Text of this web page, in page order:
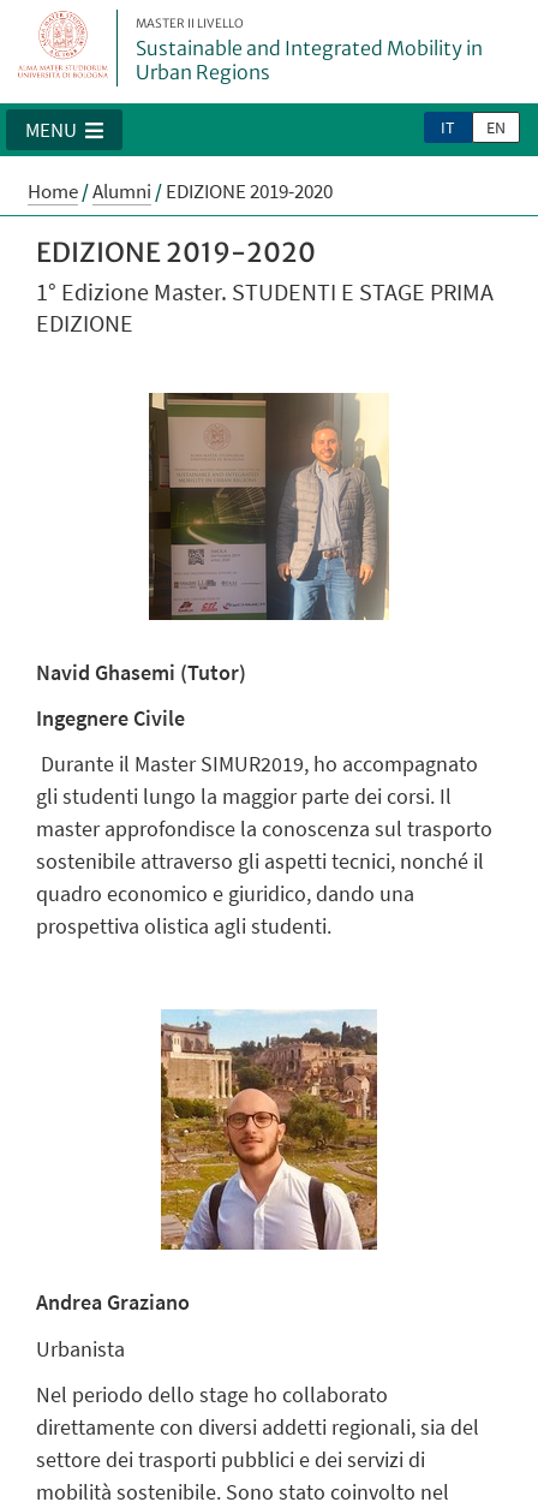
MASTER II LIVELLO
Sustainable and Integrated Mobility in
Urban Regions
IT EN
MENU
Home/Alumni /EDIZIONE 2019-2020
EDIZIONE 2019-2020
1° Edizione Master. STUDENTI E STAGE PRIMA
EDIZIONE
Navid Ghasemi (Tutor)
Ingegnere Civile
Durante il Master SIMUR2019, ho accompagnato
gli studenti lungo la maggior parte dei corsi. Il
master approfondisce la conoscenza sul trasporto
sostenibile attraverso gli aspetti tecnici, nonché il
quadro economico e giuridico, dando una
prospettiva olistica agli studenti.
Andrea Graziano
Urbanista
Nel periodo dello stage ho collaborato
direttamente con diversi addetti regionali, sia del
settore dei trasporti pubblici e dei servizi di
mobilità sostenibile. Sono stato coinvolto nel